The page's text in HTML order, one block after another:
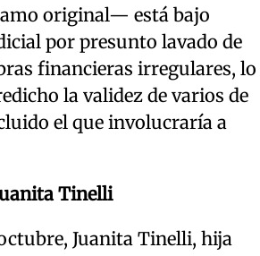
original— está bajo
por presunto lavado de
financieras irregulares, lo
la validez de varios de
el que involucraría a
Tinelli
Juanita Tinelli, hija